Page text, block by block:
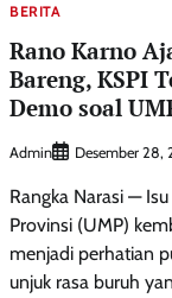
BERITA
Rano Karno
Bareng, KSPI
Demo soal
Admin Desember 28,
Rangka Narasi —
Provinsi (UMP)
menjadi perhatian
unjuk rasa buruh